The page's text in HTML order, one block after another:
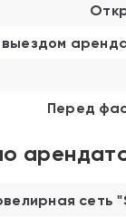
Перед
сеть